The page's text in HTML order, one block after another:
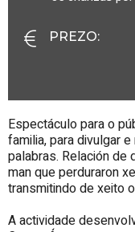
PREZO:
Espectáculo para o
familia, para divulgar
palabras. Relación
man que perduraron
transmitindo de xeito
A actividade